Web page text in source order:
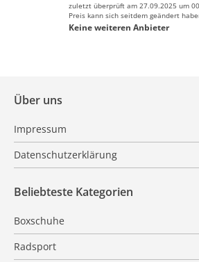
zuletzt überprüft am 27.09.2025 um
Preis kann sich seitdem geändert
Keine weiteren Anbieter
Über uns
Impressum
Datenschutzerklärung
Beliebteste Kategorien
Boxschuhe
Radsport